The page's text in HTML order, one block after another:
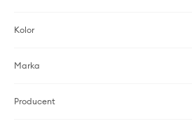
Kolor
Marka
Producent